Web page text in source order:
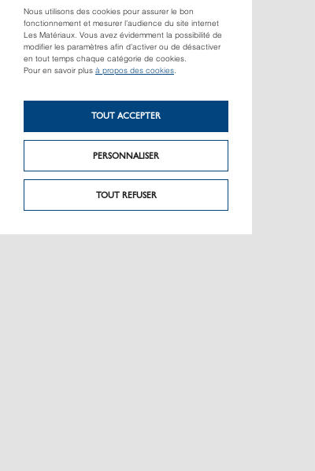
Nous utilisons des cookies pour assurer le bon
fonctionnement et mesurer l’audience du site internet
Les Matériaux. Vous avez évidemment la possibilité de
modifier les paramètres afin d’activer ou de désactiver
en tout temps chaque catégorie de cookies.
Pour en savoir plus à propos des cookies.
TOUT REFUSER
PERSONNALISER
TOUT ACCEPTER
LUNÉVILLE
41, Av. de Gerbéviller